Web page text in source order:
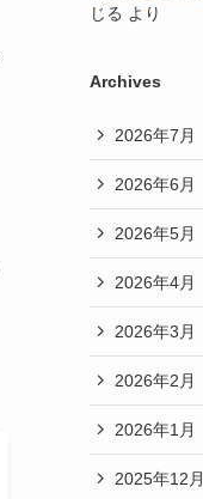
じる より
Archives
2026年7月
2026年6月
2026年5月
2026年4月
2026年3月
2026年2月
2026年1月
2025年12月